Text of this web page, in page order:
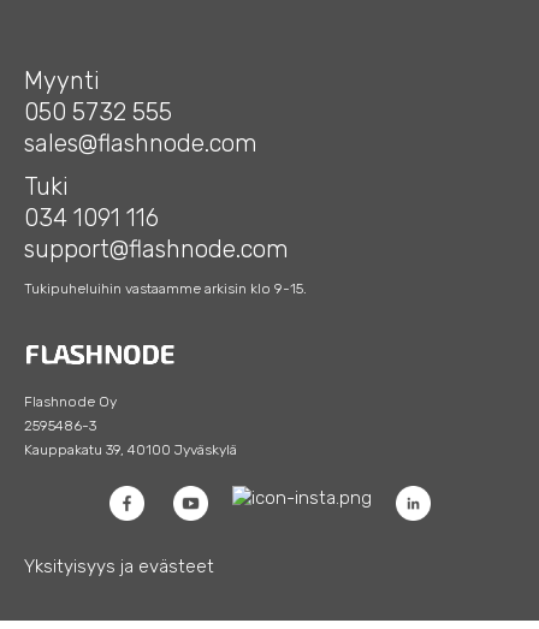
Myynti
050 5732 555
sales@flashnode.com
Tuki
034 1091 116
support@flashnode.com
Tukipuheluihin vastaamme arkisin klo 9-15.
Flashnode Oy
2595486-3
Kauppakatu 39, 40100 Jyväskylä
Yksityisyys ja evästeet